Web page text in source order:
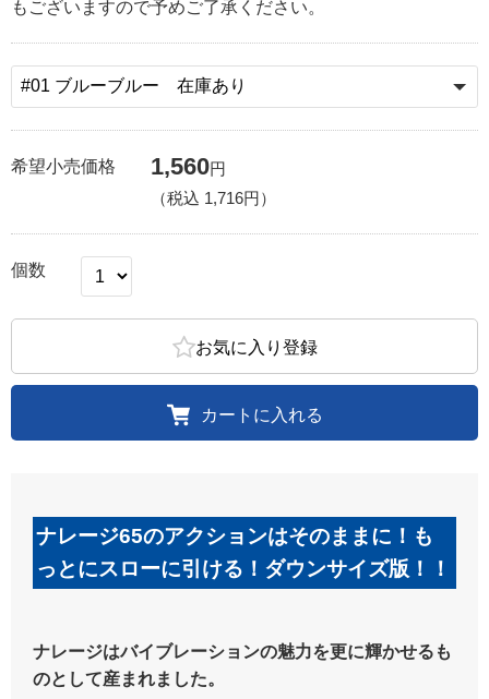
もございますので予めご了承ください。
希望小売価格 1,560円
（税込 1,716円）
個数
お気に入り登録
カートに入れる
ナレージ65のアクションはそのままに！も
っとにスローに引ける！ダウンサイズ版！！
ナレージはバイブレーションの魅力を更に輝かせるも
のとして産まれました。